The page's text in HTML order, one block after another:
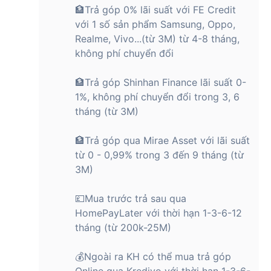
số khá ấn tượng trong tầm giá, giúp người dùng thoải mái lưu
trữ hình ảnh, video, tài liệu mà không lo đầy bộ nhớ.
Thiết bị chạy trên hệ điều hành MagicOS 9.0 dựa trên
Android 15 mới, mang lại giao diện thân thiện, tối ưu hiệu
số nhu cầu sử dụng hàng ngày của người dùng phổ thông,
từ học sinh - sinh viên cho đến nhân viên văn phòng.
HONOR X7d 4G trang bị hệ thống camera ấn
HONOR X7d không chỉ nổi bật về thiết kế, pin hay hiệu năng
mà còn gây ấn tượng với hệ thống camera sau 108MP (f/1.8)
kết hợp camera đo chiều sâu 2MP (f/2.4). Cảm biến độ phân
độ chụp như Chân dung, Ban đêm, HDR, Ảnh mờ,….
Camera trước 8MP (f/2.0) đáp ứng tốt nhu cầu selfie, gọi
video với độ phân giải hình ảnh cao và quay video Full HD
🏦Trả góp 0% lãi suất với FE Credit
với 1 số sản phẩm Samsung, Oppo,
Realme, Vivo...(từ 3M) từ 4-8 tháng,
không phí chuyển đổi
🏦Trả góp Shinhan Finance lãi suất 0-
1%, không phí chuyển đổi trong 3, 6
tháng (từ 3M)
🏦Trả góp qua Mirae Asset với lãi suất
từ 0 - 0,99% trong 3 đến 9 tháng (từ
3M)
💷Mua trước trả sau qua
HomePayLater với thời hạn 1-3-6-12
tháng (từ 200k-25M)
💰Ngoài ra KH có thể mua trả góp